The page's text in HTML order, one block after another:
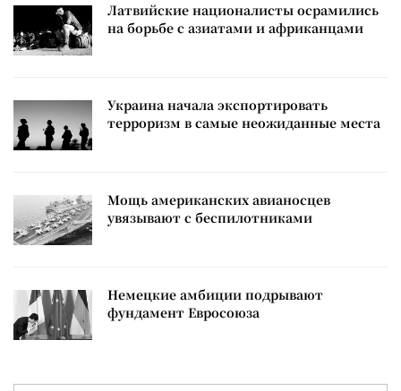
Латвийские националисты осрамились
на борьбе с азиатами и африканцами
Украина начала экспортировать
терроризм в самые неожиданные места
Мощь американских авианосцев
увязывают с беспилотниками
Немецкие амбиции подрывают
фундамент Евросоюза